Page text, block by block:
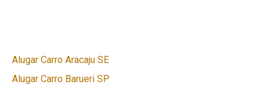
Alugar Carro Aracaju SE
Alugar Carro Barueri SP